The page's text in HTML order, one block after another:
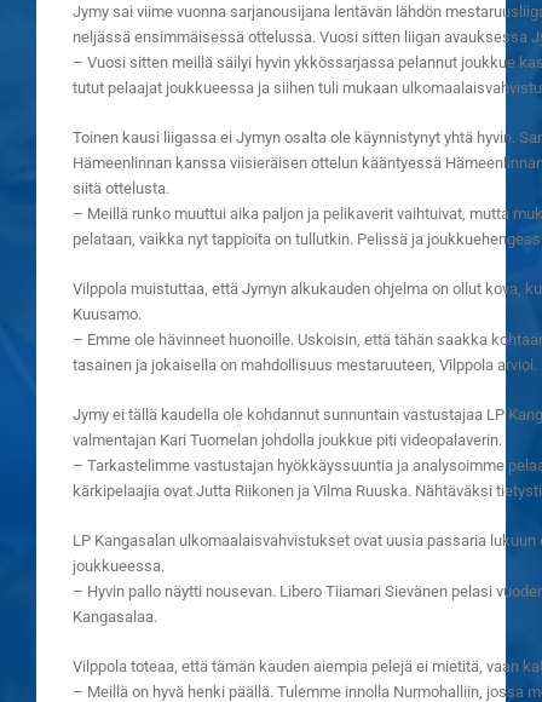
Jymy sai viime vuonna sarjanousijana lentävän lähdön
neljässä ensimmäisessä ottelussa. Vuosi sitten liigan avauksessa
– Vuosi sitten meillä säilyi hyvin ykkössarjassa pelannut joukkue
tutut pelaajat joukkueessa ja siihen tuli mukaan
Toinen kausi liigassa ei Jymyn osalta ole käynnistynyt yhtä hyvin.
Hämeenlinnan kanssa viisieräisen ottelun kääntyessä
siitä ottelusta.
– Meillä runko muuttui aika paljon ja pelikaverit vaihtuivat, mutta
pelataan, vaikka nyt tappioita on tullutkin. Pelissä ja
Vilppola muistuttaa, että Jymyn alkukauden ohjelma on ollut kova,
Kuusamo.
– Emme ole hävinneet huonoille. Uskoisin, että tähän saakka
tasainen ja jokaisella on mahdollisuus mestaruuteen, Vilppola arvioi.
Jymy ei tällä kaudella ole kohdannut sunnuntain vastustajaa LP
valmentajan Kari Tuomelan johdolla joukkue piti videopalaverin.
– Tarkastelimme vastustajan hyökkäyssuuntia ja analysoimme
kärkipelaajia ovat Jutta Riikonen ja Vilma Ruuska. Nähtäväksi
LP Kangasalan ulkomaalaisvahvistukset ovat uusia passaria
joukkueessa.
– Hyvin pallo näytti nousevan. Libero Tiiamari Sievänen pelasi
Kangasalaa.
Vilppola toteaa, että tämän kauden aiempia pelejä ei mietitä, vaan
– Meillä on hyvä henki päällä. Tulemme innolla Nurmohalliin, jossa